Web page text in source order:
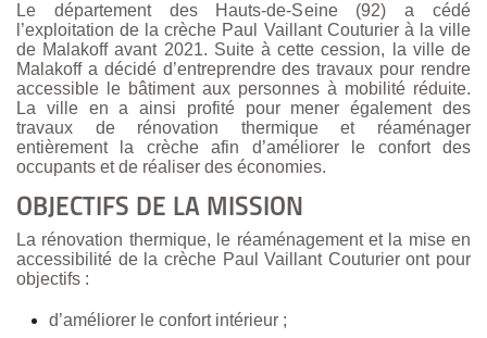
Le département des Hauts-de-Seine (92) a cédé
l’exploitation de la crèche Paul Vaillant Couturier à la ville
de Malakoff avant 2021. Suite à cette cession, la ville de
Malakoff a décidé d’entreprendre des travaux pour rendre
accessible le bâtiment aux personnes à mobilité réduite.
La ville en a ainsi profité pour mener également des
travaux de rénovation thermique et réaménager
entièrement la crèche afin d’améliorer le confort des
occupants et de réaliser des économies.
OBJECTIFS DE LA MISSION
La rénovation thermique, le réaménagement et la mise en
accessibilité de la crèche Paul Vaillant Couturier ont pour
objectifs :
d’améliorer le confort intérieur ;